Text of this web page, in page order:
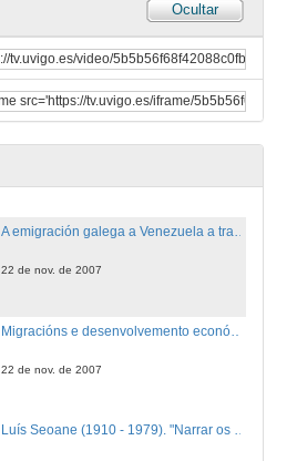
Ocultar
15 de nov. de 2007
A emigración galega a Venezuela a través do asociacionismo
22 de nov. de 2007
22 de nov. de 2007
Luís Seoane (1910 - 1979). "Narrar os recordos, tamén debúxalos..."